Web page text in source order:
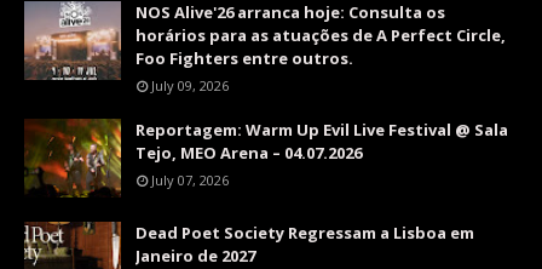
NOS Alive'26 arranca hoje: Consulta os
horários para as atuações de A Perfect Circle,
Foo Fighters entre outros.
July 09, 2026
Reportagem: Warm Up Evil Live Festival @ Sala
Tejo, MEO Arena – 04.07.2026
July 07, 2026
Dead Poet Society Regressam a Lisboa em
Janeiro de 2027